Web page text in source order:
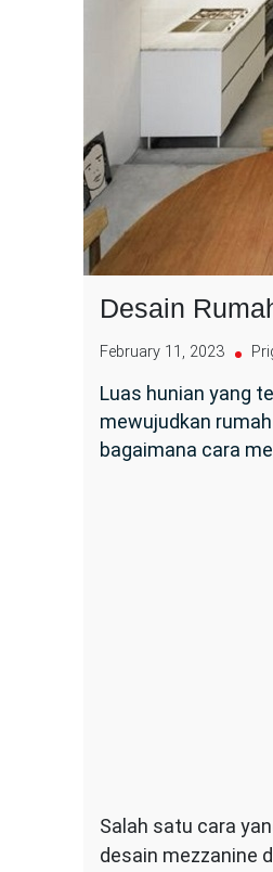
Desain
February 11, 2023
Luas hunian yang
mewujudkan
bagaimana cara
Salah satu cara
desain mezzanine